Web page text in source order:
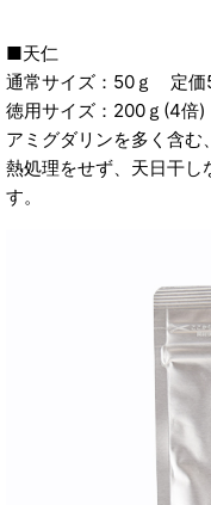
■天仁
通常サイズ：50ｇ 定価
徳用サイズ：200ｇ(4
アミグダリンを多く含む
熱処理をせず、天日干し
す。